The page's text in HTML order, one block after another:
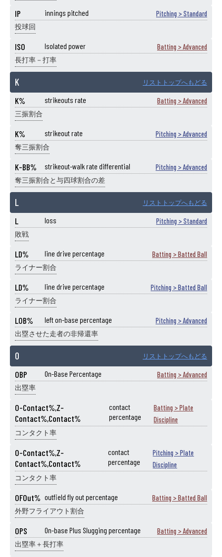
IP innings pitched Pitching > Standard
投球回
ISO Isolated power Batting > Advanced
長打率－打率
K リストトップへもどる
K% strikeouts rate Batting > Advanced
三振割合
K% strikeout rate Pitching > Advanced
奪三振割合
K-BB% strikeout-walk rate differential Pitching > Advanced
奪三振割合と与四球割合の差
L リストトップへもどる
L loss Pitching > Standard
敗戦
LD% line drive percentage Batting > Batted Ball
ライナー割合
LD% line drive percentage Pitching > Batted Ball
ライナー割合
LOB% left on-base percentage Pitching > Advanced
出塁させた走者の非帰還率
O リストトップへもどる
OBP On-Base Percentage Batting > Advanced
出塁率
O-Contact%,Z-
Contact%,Contact%
contact
percentage
Batting > Plate
Discipline
コンタクト率
O-Contact%,Z-
Contact%,Contact%
contact
percentage
Pitching > Plate
Discipline
コンタクト率
OFOut% outfield fly out percentage Batting > Batted Ball
外野フライアウト割合
OPS On-base Plus Slugging percentage Batting > Advanced
出塁率＋長打率